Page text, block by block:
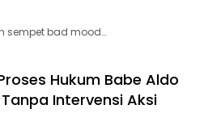
sempet bad mood…
Hukum Babe Aldo
Intervensi Aksi